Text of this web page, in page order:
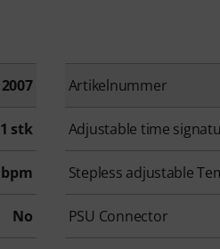
Artikelnummer
1 stk Adjustable time
bpm Stepless adjustable
No PSU Connector